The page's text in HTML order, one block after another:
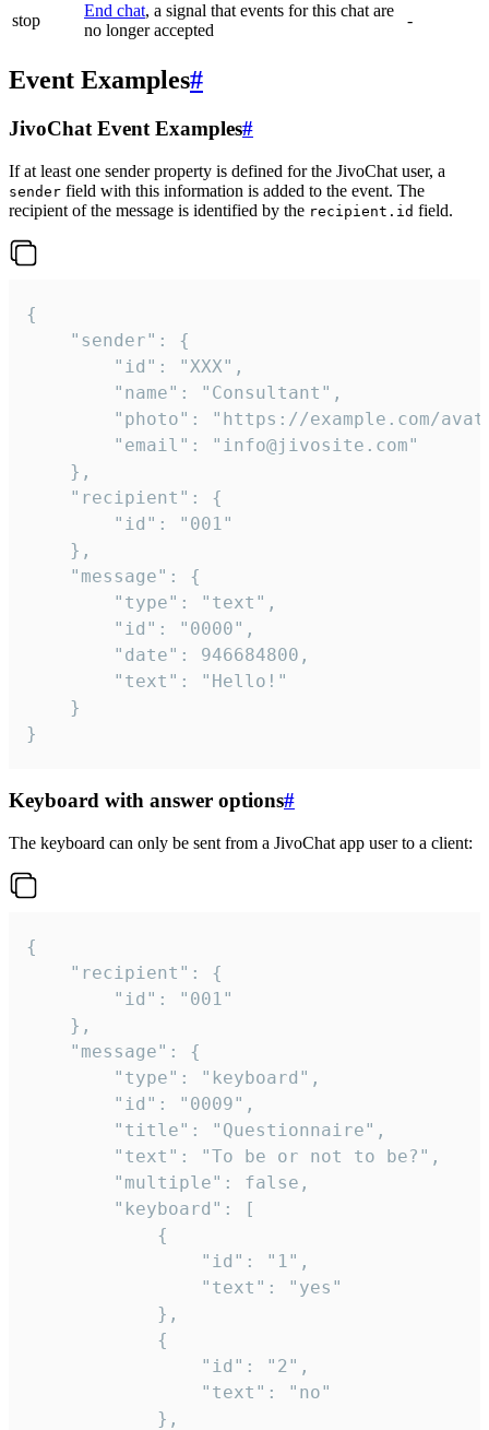
stop
End chat, a signal that events for this chat are
no longer accepted
-
Event Examples#
JivoChat Event Examples#
If at least one sender property is defined for the JivoChat user, a
sender field with this information is added to the event. The
recipient of the message is identified by the recipient.id field.
{
}
Keyboard with answer options#
The keyboard can only be sent from a JivoChat app user to a client:
{